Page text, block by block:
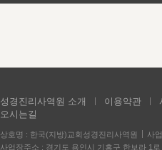
성경진리사역원 소개 이용약관
오시는길
상호명 : 한국(지방)교회성경진리사역원 사
사업장주소 : 경기도 용인시 기흥구 한보라 1